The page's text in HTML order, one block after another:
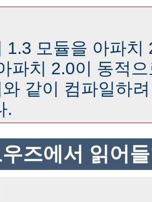
1.3 모듈을 아파치
파치 2.0이 동적
같이 컴파일하
.
즈에서 읽어